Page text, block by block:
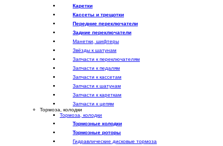
Каретки
Кассеты и трещотки
Передние переключатели
Задние переключатели
Манетки, шифтеры
Звёзды к шатунам
Запчасти к переключателям
Запчасти к педалям
Запчасти к кассетам
Запчасти к шатунам
Запчасти к кареткам
Запчасти к цепям
Тормоза, колодки
Тормоза, колодки
Тормозные колодки
Тормозные роторы
Гидравлические дисковые тормоза